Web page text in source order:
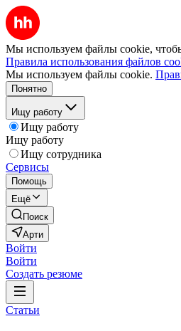
Мы используем файлы cookie,
Правила использования файлов
Мы используем файлы cookie.
Понятно
Ищу работу
Ищу работу
Ищу работу
Ищу сотрудника
Сервисы
Помощь
Ещё
Поиск
Арти
Войти
Войти
Создать резюме
Статьи